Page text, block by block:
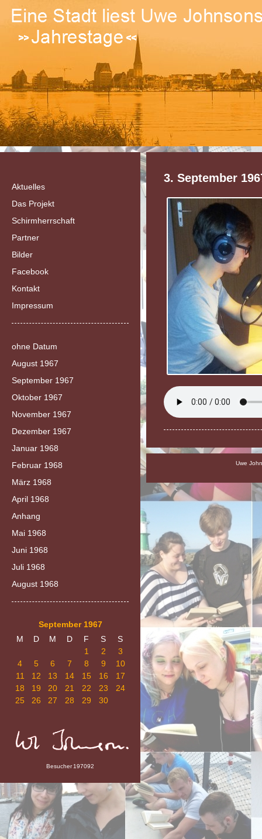
3. September
Aktuelles
Das Projekt
Schirmherrschaft
Partner
Bilder
Facebook
Kontakt
Impressum
ohne Datum
August 1967
September 1967
Oktober 1967
November 1967
Dezember 1967
Januar 1968
Februar 1968
März 1968
April 1968
Anhang
Mai 1968
Juni 1968
Juli 1968
August 1968
September 1967
M
D M D F S
S
1
2
3
4
5 6 7 8 9
10
11
12 13 14 15 16
17
18
19 20 21 22 23
24
25
26 27 28 29 30
Besucher 197092
Uwe